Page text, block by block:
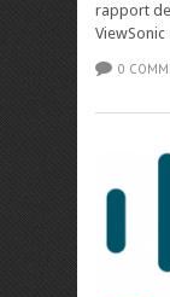
rapport de
0